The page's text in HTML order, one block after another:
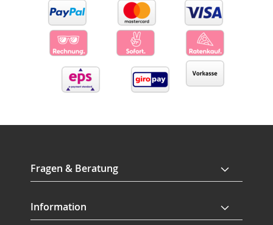
Fragen & Beratung
Information